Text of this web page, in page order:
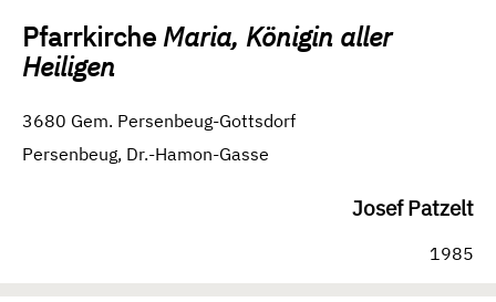
Pfarrkirche Maria, Königin aller
Heiligen
3680 Gem. Persenbeug-Gottsdorf
Persenbeug, Dr.-Hamon-Gasse
Josef Patzelt
1985